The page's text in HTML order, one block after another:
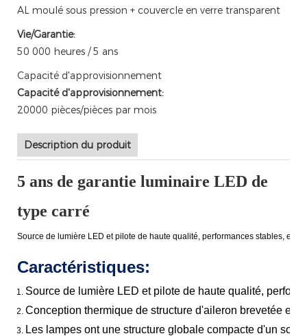
AL moulé sous pression + couvercle en verre transparent
Vie/Garantie:
50 000 heures / 5 ans
Capacité d'approvisionnement
Capacité d'approvisionnement:
20000 pièces/pièces par mois
Description du produit
5 ans de garantie luminaire LED de
type carré
Source de lumière LED et pilote de haute qualité, performances stables,
Caractéristiques:
Source de lumière LED et pilote de haute qualité,
Conception thermique de structure d'aileron brevetée et
Les lampes ont une structure globale compacte d'un